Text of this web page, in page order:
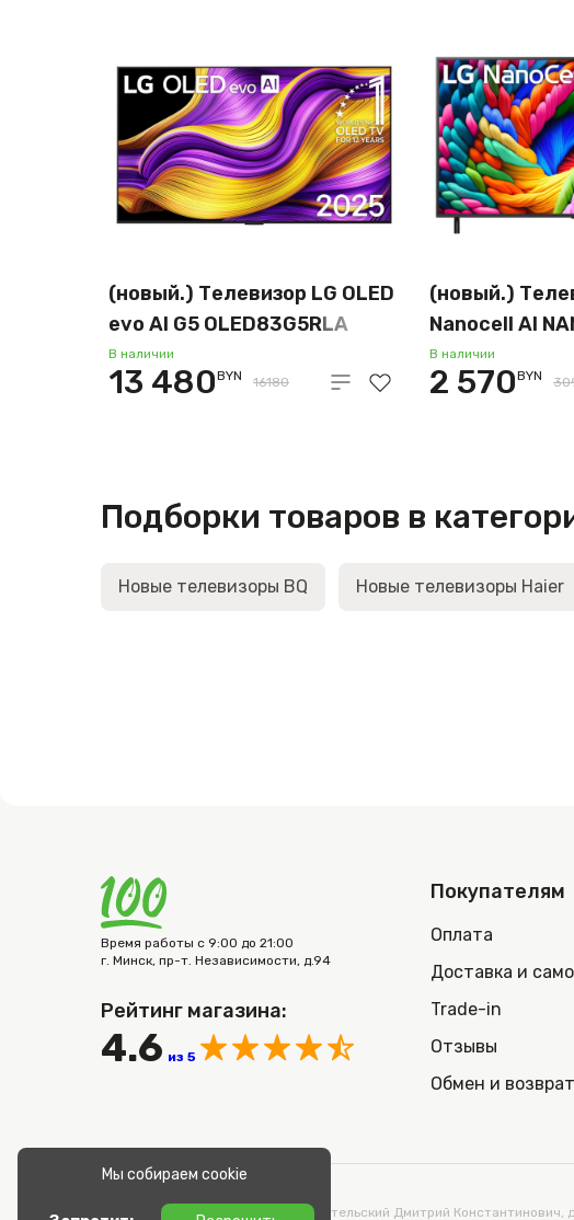
(новый.) Телевизор LG OLED
evo AI G5 OLED83G5RLA
В наличии
13 480BYN 16180
(новый.)
Nanocell AI
65NANO90A6B
В наличии
2 570BYN
Подборки товаров в
Новые телевизоры BQ Новые телевизоры Haier
Время работы с 9:00 до 21:00
г. Минск, пр-т. Независимости, д.94
Рейтинг магазина:
4.6 из 5
Покупателям
Оплата
Доставка и
Trade-in
Отзывы
Обмен и возврат
ООО «СТОНОУТБУКОВ» Директор Метельский Дмитрий Константинович,
Мы собираем cookie